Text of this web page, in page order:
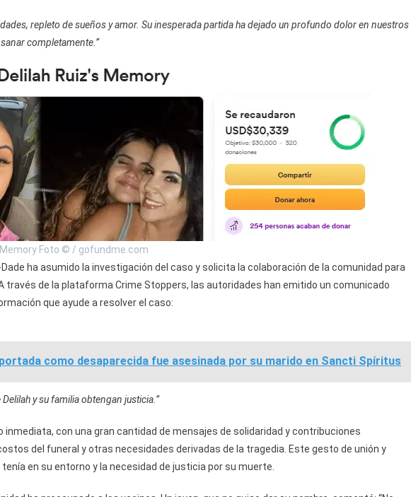
repleto de sueños y amor. Su inesperada partida ha dejado un profundo dolor en nuestros
completamente.”
Memory Foto © / gofundme.com
ha asumido la investigación del caso y solicita la colaboración de la comunidad para
través de la plataforma Crime Stoppers, las autoridades han emitido un comunicado
que ayude a resolver el caso:
como desaparecida fue asesinada por su marido en Sancti Spíritus
y su familia obtengan justicia.”
inmediata, con una gran cantidad de mensajes de solidaridad y contribuciones
del funeral y otras necesidades derivadas de la tragedia. Este gesto de unión y
en su entorno y la necesidad de justicia por su muerte.